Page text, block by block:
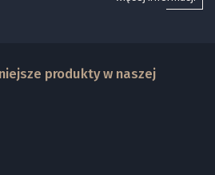
produkty w naszej